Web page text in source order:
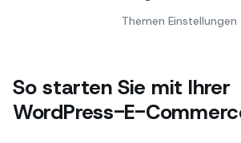
Themen Einstellungen
So starten Sie mit Ihrer
WordPress-E-